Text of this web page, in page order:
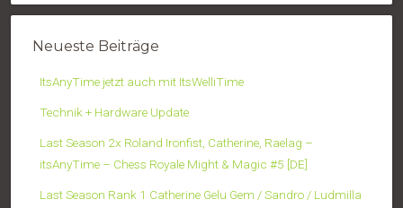
Neueste Beiträge
ItsAnyTime jetzt auch mit ItsWelliTime
Technik + Hardware Update
Last Season 2x Roland Ironfist, Catherine, Raelag –
itsAnyTime – Chess Royale Might & Magic #5 [DE]
Last Season Rank 1 Catherine Gelu Gem / Sandro / Ludmilla